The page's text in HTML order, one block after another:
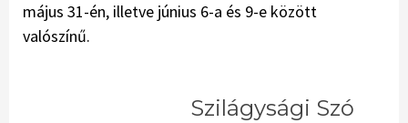
május 31-én, illetve június 6-a és 9-e között
valószínű.
Szilágysági Szó